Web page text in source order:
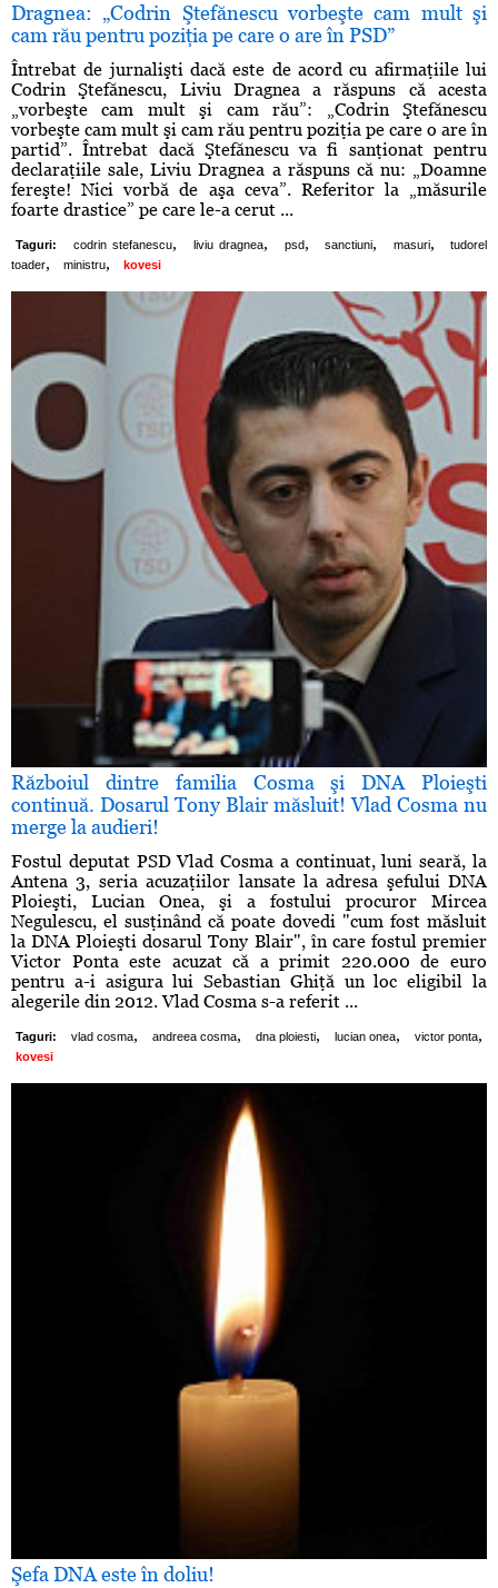
Dragnea: „Codrin Ştefănescu vorbeşte cam mult şi
cam rău pentru poziţia pe care o are în PSD”
Întrebat de jurnalişti dacă este de acord cu afirmaţiile lui
Codrin Ştefănescu, Liviu Dragnea a răspuns că acesta
„vorbeşte cam mult şi cam rău”: „Codrin Ştefănescu
vorbeşte cam mult şi cam rău pentru poziţia pe care o are în
partid”. Întrebat dacă Ştefănescu va fi sanţionat pentru
declaraţiile sale, Liviu Dragnea a răspuns că nu: „Doamne
fereşte! Nici vorbă de aşa ceva”. Referitor la „măsurile
foarte drastice” pe care le-a cerut ...
Taguri: codrin stefanescu, liviu dragnea, psd, sanctiuni, masuri,
tudorel
toader, ministru, kovesi
Războiul dintre familia Cosma şi DNA Ploieşti
continuă. Dosarul Tony Blair măsluit! Vlad Cosma nu
merge la audieri!
Fostul deputat PSD Vlad Cosma a continuat, luni seară, la
Antena 3, seria acuzaţiilor lansate la adresa şefului DNA
Ploieşti, Lucian Onea, şi a fostului procuror Mircea
Negulescu, el susţinând că poate dovedi "cum fost măsluit
la DNA Ploieşti dosarul Tony Blair", în care fostul premier
Victor Ponta este acuzat că a primit 220.000 de euro
pentru a-i asigura lui Sebastian Ghiţă un loc eligibil la
alegerile din 2012. Vlad Cosma s-a referit ...
Taguri: vlad cosma, andreea cosma, dna ploiesti, lucian onea, victor ponta,
kovesi
Şefa DNA este în doliu!